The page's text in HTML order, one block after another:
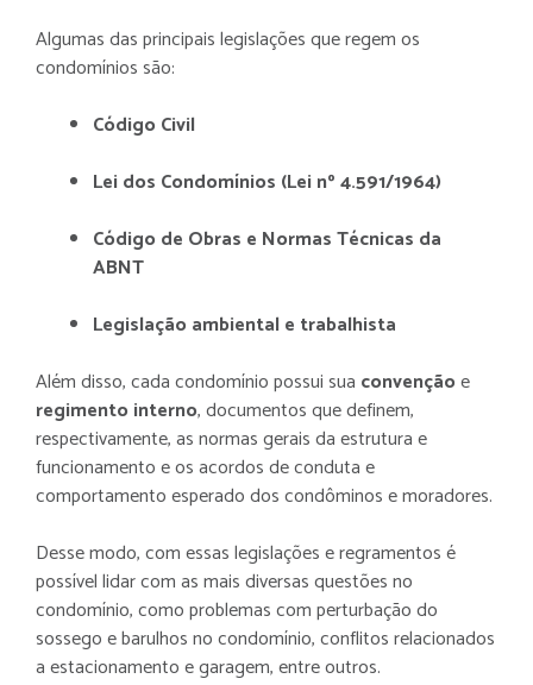
Algumas das principais legislações que regem os
condomínios são:
Código Civil
Lei dos Condomínios (Lei nº 4.591/1964)
Código de Obras e Normas Técnicas da
ABNT
Legislação ambiental e trabalhista
Além disso, cada condomínio possui sua convençãoe
regimento interno, documentosque definem,
respectivamente, as normas gerais da estrutura e
funcionamento e os acordos de conduta e
comportamento esperado dos condôminos e moradores.
Desse modo, com essas legislações e regramentos é
possível lidar com as mais diversas questões no
condomínio, como problemas com perturbação do
sossego e barulhos no condomínio, conflitos relacionados
a estacionamento e garagem, entre outros.